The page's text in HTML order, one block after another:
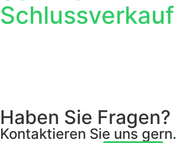
Schlussverkauf
Haben Sie Fragen?
Kontaktieren Sie uns gern.